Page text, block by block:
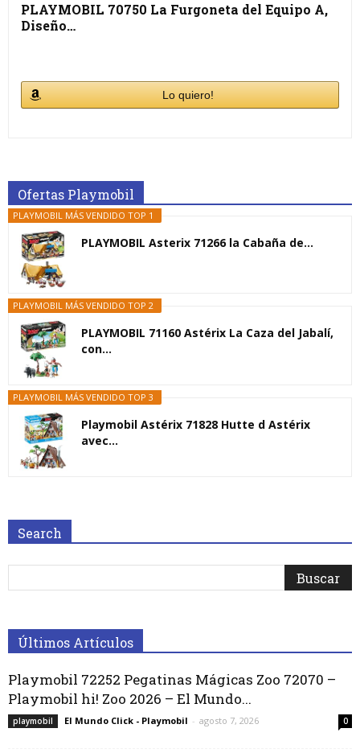
PLAYMOBIL 70750 La Furgoneta del Equipo A,
Diseño…
Lo quiero!
Ofertas Playmobil
PLAYMOBIL MÁS VENDIDO TOP 1
PLAYMOBIL Asterix 71266 la Cabaña de...
PLAYMOBIL MÁS VENDIDO TOP 2
PLAYMOBIL 71160 Astérix La Caza del Jabalí,
con...
PLAYMOBIL MÁS VENDIDO TOP 3
Playmobil Astérix 71828 Hutte d Astérix
avec...
Search
Últimos Artículos
Playmobil 72252 Pegatinas Mágicas Zoo 72070 –
Playmobil hi! Zoo 2026 – El Mundo...
playmobil El Mundo Click - Playmobil - agosto 7, 2026 0